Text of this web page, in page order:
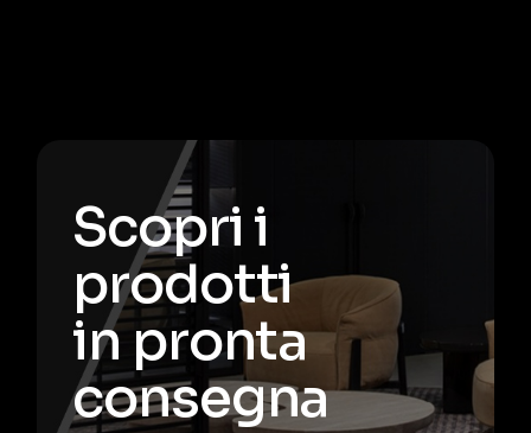
Scopri i
prodotti
in pronta
consegna